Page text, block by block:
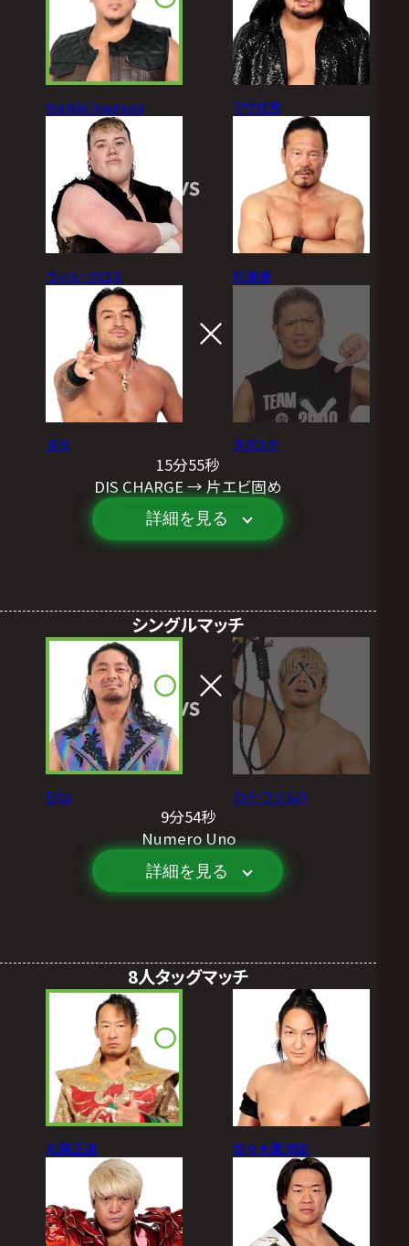
Yoshiki Inamura
ウィル・クロス
ダガ
VS
マサ北宮
杉浦貴
タダスケ
15分55秒
DIS CHARGE → 片エビ固め
詳細を見る
シングルマッチ
Eita
VS
カイ・フジムラ
9分54秒
Numero Uno
詳細を見る
8人タッグマッチ
丸藤正道 佐々木憂流迦